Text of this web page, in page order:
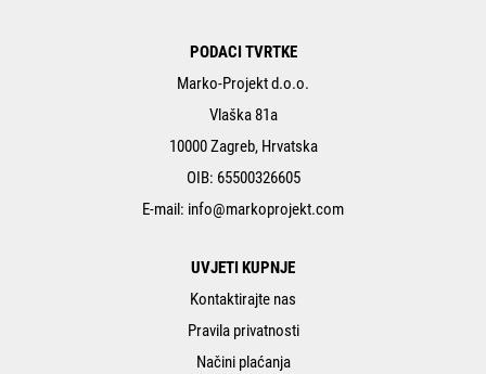
PODACI TVRTKE
Marko-Projekt d.o.o.
Vlaška 81a
10000 Zagreb, Hrvatska
OIB: 65500326605
E-mail: info@markoprojekt.com
UVJETI KUPNJE
Kontaktirajte nas
Pravila privatnosti
Načini plaćanja